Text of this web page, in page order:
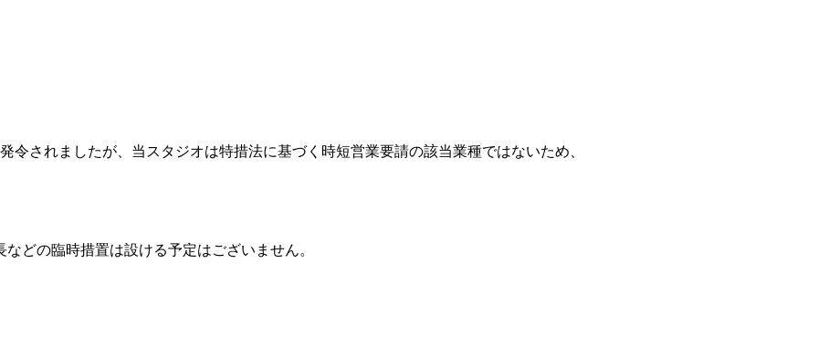
令されましたが、当スタジオは特措法に基づく時短営業要請の該当業種ではないため、
どの臨時措置は設ける予定はございません。